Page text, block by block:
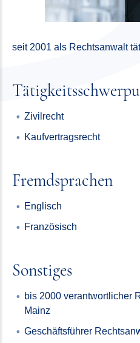
seit 2001 als Rechtsanwalt
Zivilrecht
Kaufvertrags­recht
Fremdsprachen
Englisch
Französisch
Sonstiges
bis 2000 verantwortlicher
Mainz
Geschäftsführer